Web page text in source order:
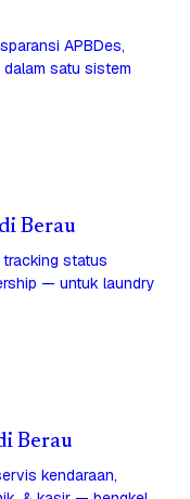
APBDes,
satu sistem
Berau
status
— untuk laundry
Berau
kendaraan,